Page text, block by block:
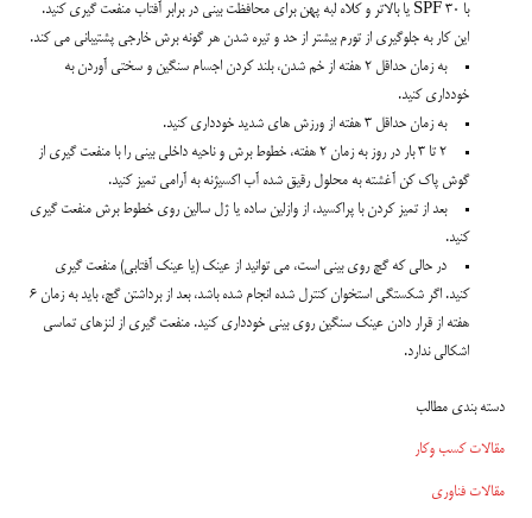
با SPF 30 یا بالاتر و کلاه لبه پهن برای محافظت بینی در برابر آفتاب منفعت گیری کنید.
این کار به جلوگیری از تورم بیشتر از حد و تیره شدن هر گونه برش خارجی پشتیبانی می کند.
به زمان حداقل 2 هفته از خم شدن، بلند کردن اجسام سنگین و سختی آوردن به
خودداری کنید.
به زمان حداقل 3 هفته از ورزش های شدید خودداری کنید.
2 تا 3 بار در روز به زمان 2 هفته، خطوط برش و ناحیه داخلی بینی را با منفعت گیری از
گوش پاک کن آغشته به محلول رقیق شده آب اکسیژنه به آرامی تمیز کنید.
بعد از تمیز کردن با پراکسید، از وازلین ساده یا ژل سالین روی خطوط برش منفعت گیری
کنید.
در حالی که گچ روی بینی است، می توانید از عینک (یا عینک آفتابی) منفعت گیری
کنید. اگر شکستگی استخوان کنترل شده انجام شده باشد، بعد از برداشتن گچ، باید به زمان 6
هفته از قرار دادن عینک سنگین روی بینی خودداری کنید. منفعت گیری از لنزهای تماسی
اشکالی ندارد.
دسته بندی مطالب
مقالات کسب وکار
مقالات فناوری